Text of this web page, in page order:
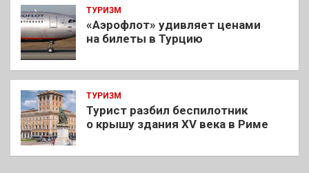
ТУРИЗМ
«Аэрофлот» удивляет ценами
на билеты в Турцию
ТУРИЗМ
Турист разбил беспилотник
о крышу здания XV века в Риме